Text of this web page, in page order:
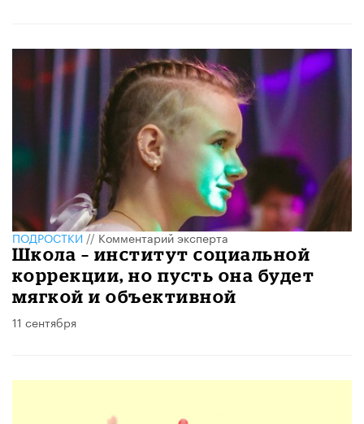
ПОДРОСТКИ//Комментарий эксперта
Школа – институт социальной
коррекции, но пусть она будет
мягкой и объективной
11 сентября